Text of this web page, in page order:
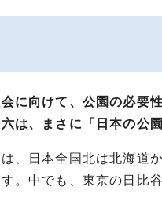
に向けて、公園の必要
は、まさに「日本の公
、日本全国北は北海道
。中でも、東京の日比